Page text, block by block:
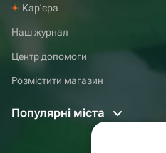
Карʼєра
Наш журнал
Центр допомоги
Розмістити магазин
Популярні міста